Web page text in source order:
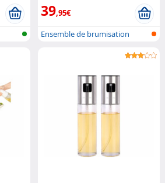
39,95€
Ensemble de brumisation